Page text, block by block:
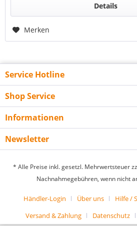
Details
Merken
Service Hotline
Shop Service
Informationen
Newsletter
* Alle Preise inkl. gesetzl. Mehrwertsteuer
Nachnahmegebühren, wenn nicht
Händler-Login Über uns Hilfe /
Versand & Zahlung
Datenschutz